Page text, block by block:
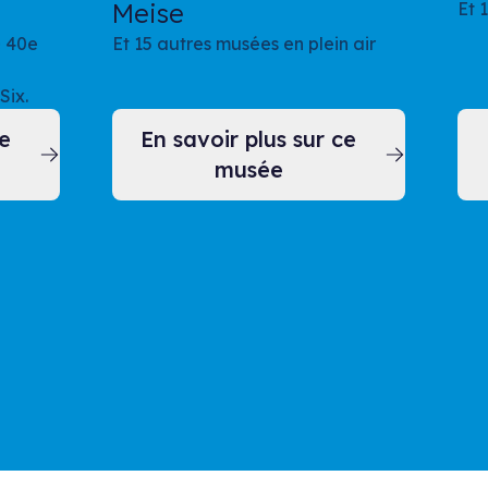
40e
Meise
Et 15 autres musées en plein air
En savoir plus sur ce
musée
Et